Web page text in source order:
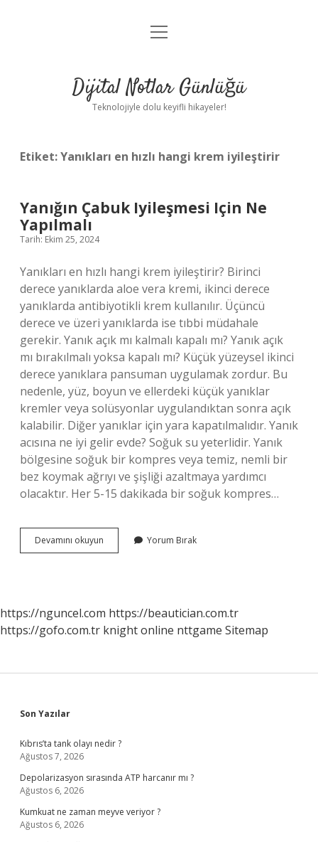
Anasayfa
Yasal Uyarı
menüyü
Dijital Notlar Günlüğü
Teknolojiyle dolu keyifli hikayeler!
Etiket:Yanıkları en hızlı hangi krem iyileştirir
Yanığın Çabuk Iyileşmesi Için Ne
Yapılmalı
Tarih: Ekim 25, 2024
Yanıkları en hızlı hangi krem iyileştirir? Birinci
derece yanıklarda aloe vera kremi, ikinci derece
yanıklarda antibiyotikli krem ​​kullanılır. Üçüncü
derece ve üzeri yanıklarda ise tıbbi müdahale
gerekir. Yanık açık mı kalmalı kapalı mı? Yanık açık
mı bırakılmalı yoksa kapalı mı? Küçük yüzeysel ikinci
derece yanıklara pansuman uygulamak zordur. Bu
nedenle, yüz, boyun ve ellerdeki küçük yanıklar
kremler veya solüsyonlar uygulandıktan sonra açık
kalabilir. Diğer yanıklar için yara kapatılmalıdır. Yanık
acısına ne iyi gelir evde? Soğuk su yeterlidir. Yanık
bölgesine soğuk bir kompres veya temiz, nemli bir
bez koymak ağrıyı ve şişliği azaltmaya yardımcı
olacaktır. Her 5-15 dakikada bir soğuk kompres…
Devamını okuyun
Çabuk
Yorum Bırak
https://nguncel.com https://beautician.com.tr
https://gofo.com.tr knight online nttgame Sitemap
Sidebar
Son Yazılar
Kıbrıs’ta tank olayı nedir ?
Ağustos 7, 2026
Depolarizasyon sırasında ATP harcanır mı ?
Ağustos 6, 2026
Kumkuat ne zaman meyve veriyor ?
Ağustos 6, 2026